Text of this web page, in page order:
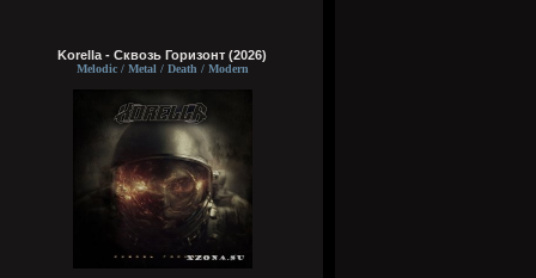
Korella - Сквозь Горизонт (2026)
Melodic / Metal / Death / Modern